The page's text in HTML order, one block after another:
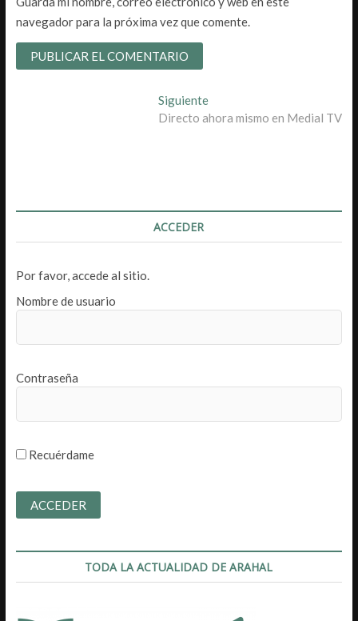
navegador para la próxima vez que comente.
SiguienteEntrada
siguiente:
Directo ahora mismo en Medial TV
ACCEDER
Por favor, accede al sitio.
Nombre de usuario
Contraseña
Recuérdame
TODA LA ACTUALIDAD DE ARAHAL